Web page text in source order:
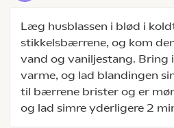
Læg husblassen i blød i
stikkelsbærrene, og kom
vand og vaniljestang. Bring
varme, og lad blandingen
til bærrene brister og er
og lad simre yderligere 2